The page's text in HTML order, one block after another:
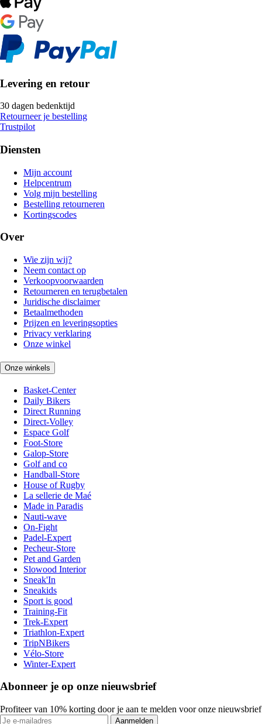
Levering en retour
30 dagen bedenktijd
Retourneer je bestelling
Trustpilot
Diensten
Mijn account
Helpcentrum
Volg mijn bestelling
Bestelling retourneren
Kortingscodes
Over
Wie zijn wij?
Neem contact op
Verkoopvoorwaarden
Retourneren en terugbetalen
Juridische disclaimer
Betaalmethoden
Prijzen en leveringsopties
Privacy verklaring
Onze winkel
Onze winkels
Basket-Center
Daily Bikers
Direct Running
Direct-Volley
Espace Golf
Foot-Store
Galop-Store
Golf and co
Handball-Store
House of Rugby
La sellerie de Maé
Made in Paradis
Nauti-wave
On-Fight
Padel-Expert
Pecheur-Store
Pet and Garden
Slowood Interior
Sneak'In
Sneakids
Sport is good
Training-Fit
Trek-Expert
Triathlon-Expert
TripNBikers
Vélo-Store
Winter-Expert
Abonneer je op onze nieuwsbrief
Profiteer van 10% korting door je aan te melden voor onze nieuwsbrief
Aanmelden